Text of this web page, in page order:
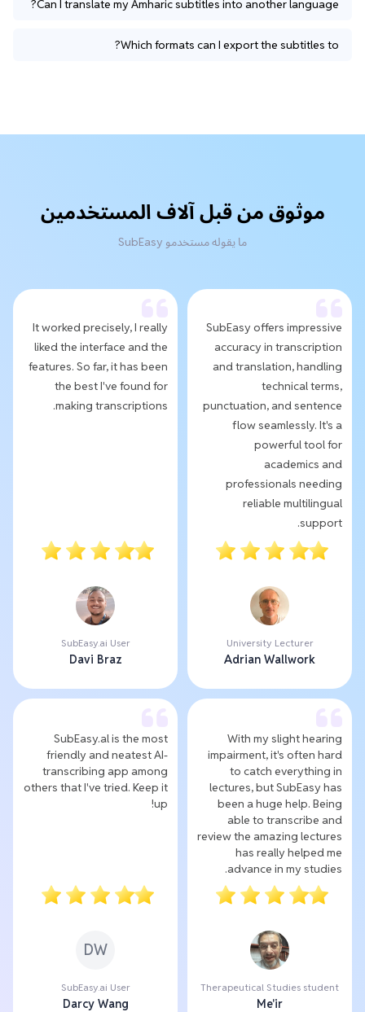
Can I translate my Amharic subtitles into another language?
Which formats can I export the subtitles to?
موثوق من قبل آلاف المستخدمين
ما يقوله مستخدمو SubEasy
SubEasy offers impressive
accuracy in transcription
and translation, handling
technical terms,
punctuation, and sentence
flow seamlessly. It's a
powerful tool for
academics and
professionals needing
reliable multilingual
support.
University Lecturer
Adrian Wallwork
It worked precisely, I really
liked the interface and the
features. So far, it has been
the best I've found for
making transcriptions.
SubEasy.ai User
Davi Braz
With my slight hearing
impairment, it's often hard
to catch everything in
lectures, but SubEasy has
been a huge help. Being
able to transcribe and
review the amazing lectures
has really helped me
advance in my studies.
Therapeutical Studies student
Me'ir
SubEasy.al is the most
friendly and neatest AI-
transcribing app among
others that I've tried. Keep it
up!
DW
SubEasy.ai User
Darcy Wang